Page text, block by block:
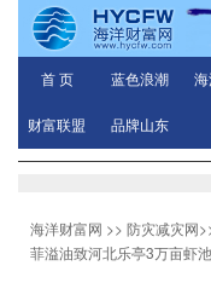
首 页 蓝色浪潮 海
财富联盟 品牌山东
海洋财富网 >> 防灾减灾网
菲溢油致河北乐亭3万亩虾